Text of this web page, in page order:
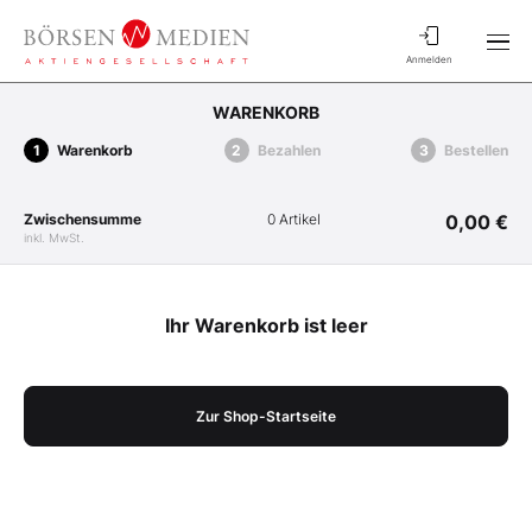
Anmelden
WARENKORB
Warenkorb Bezahlen Bestellen
Zwischensumme
inkl. MwSt.
0 Artikel 0,00 €
Ihr Warenkorb ist leer
Zur Shop-Startseite